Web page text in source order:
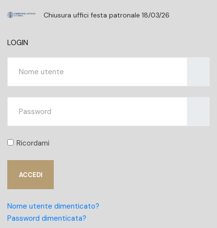
Chiusura uffici festa patronale 18/03/26
LOGIN
Ricordami
ACCEDI
Nome utente dimenticato?
Password dimenticata?